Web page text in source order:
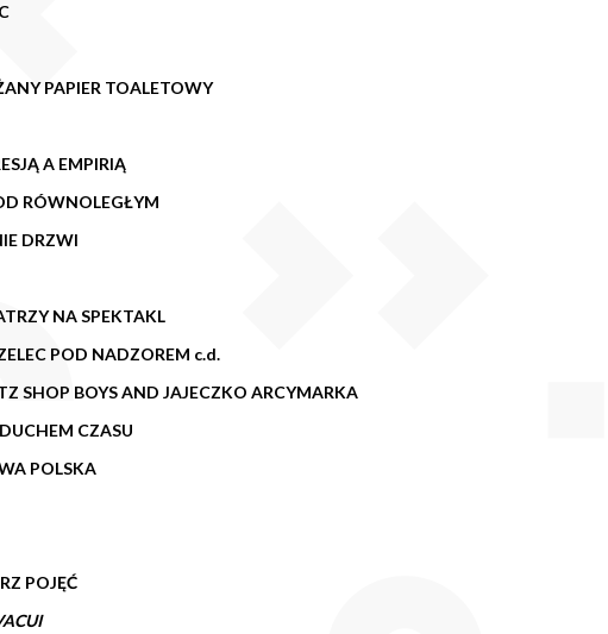
PAPIER TOALETOWY
A EMPIRIĄ
RÓWNOLEGŁYM
DRZWI
NA SPEKTAKL
POD NADZOREM c.d.
SHOP BOYS AND JAJECZKO ARCYMARKA
CZASU
POLSKA
POJĘĆ